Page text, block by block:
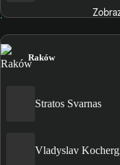
Raków
Stratos Svarnas
Vladyslav